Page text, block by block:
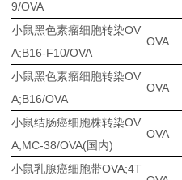
9/OVA
小鼠黑色素瘤细胞转染OV
A;B16-F10/OVA
OVA
小鼠黑色素瘤细胞转染OV
A;B16/OVA
OVA
小鼠结肠癌细胞株转染OV
A;MC-38/OVA(国内)
OVA
小鼠乳腺癌细胞带OVA;4T